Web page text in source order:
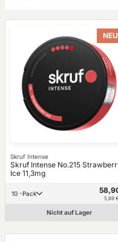
NEU
Skruf Intense
Skruf Intense No.215
Ice 11,3mg
10 -Pack
5,89
Nicht auf Lager